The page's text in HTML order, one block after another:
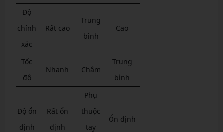
Độ
chính
xác
Rất cao
Trung
bình
Cao
Tốc
độ
Nhanh Chậm
Trung
bình
Độ ổn
định
Rất ổn
định
Phụ
thuộc
tay
Ổn định